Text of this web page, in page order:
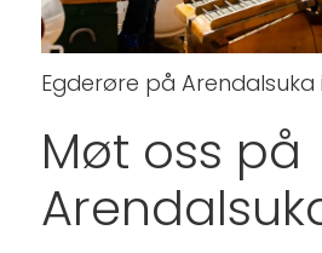
Egderøre på Arendalsuka
Møt oss på